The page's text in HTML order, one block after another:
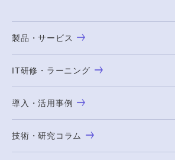
製品・サービス
IT研修・ラーニング
導入・活用事例
技術・研究コラム